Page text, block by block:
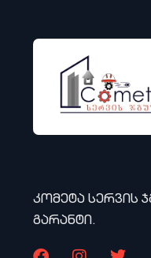
კომეტა სერვის
გარანტი.